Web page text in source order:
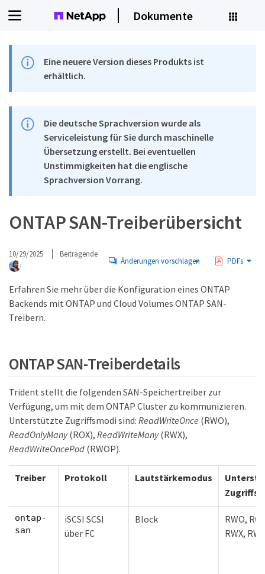
Dokumente
Eine neuere Version dieses Produkts ist
erhältlich.
Die deutsche Sprachversion wurde als
Serviceleistung für Sie durch maschinelle
Übersetzung erstellt. Bei eventuellen
Unstimmigkeiten hat die englische
Sprachversion Vorrang.
ONTAP SAN-Treiberübersicht
10/29/2025 Beitragende
Änderungen vorschlagen PDFs
Erfahren Sie mehr über die Konfiguration eines ONTAP
Backends mit ONTAP und Cloud Volumes ONTAP SAN-
Treibern.
ONTAP SAN-Treiberdetails
Trident stellt die folgenden SAN-Speichertreiber zur
Verfügung, um mit dem ONTAP Cluster zu kommunizieren.
Unterstützte Zugriffsmodi sind: ReadWriteOnce (RWO),
ReadOnlyMany(ROX), ReadWriteMany(RWX),
ReadWriteOncePod (RWOP).
Treiber Protokoll Lautstärkemodus
ontap-
san
iSCSI SCSI
über FC
Block
RWO,
RWX,